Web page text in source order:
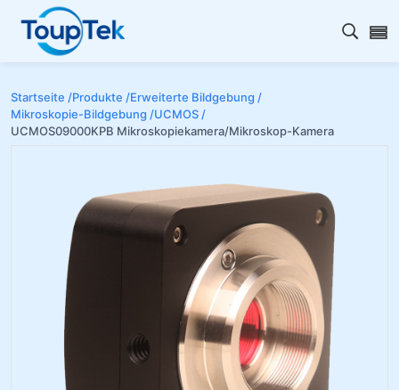
Open
Startseite /Produkte /Erweiterte Bildgebung /
Mikroskopie-Bildgebung /UCMOS /
UCMOS09000KPB Mikroskopiekamera/Mikroskop-Kamera